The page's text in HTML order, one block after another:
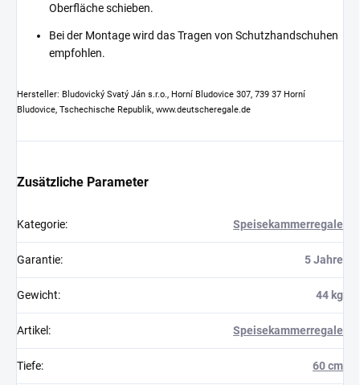
Oberfläche schieben.
Bei der Montage wird das Tragen von Schutzhandschuhen
empfohlen.
Hersteller: Bludovický Svatý Ján s.r.o., Horní Bludovice 307, 739 37 Horní
Bludovice, Tschechische Republik, www.deutscheregale.de
Zusätzliche Parameter
Kategorie: Speisekammerregale
Garantie: 5 Jahre
Gewicht: 44 kg
Artikel : Speisekammerregale
Tiefe: 60 cm